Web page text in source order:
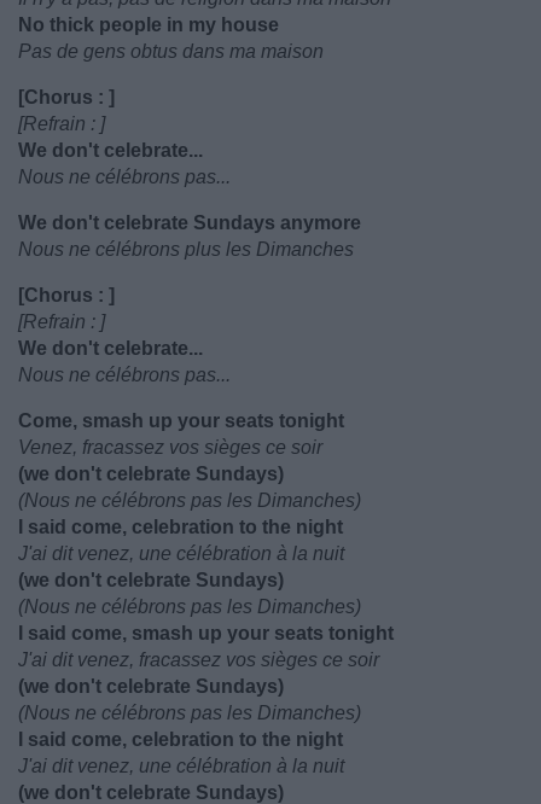
No thick people in my house
Pas de gens obtus dans ma maison
[Chorus : ]
[Refrain : ]
We don't celebrate...
Nous ne célébrons pas...
We don't celebrate Sundays anymore
Nous ne célébrons plus les Dimanches
[Chorus : ]
[Refrain : ]
We don't celebrate...
Nous ne célébrons pas...
Come, smash up your seats tonight
Venez, fracassez vos sièges ce soir
(we don't celebrate Sundays)
(Nous ne célébrons pas les Dimanches)
I said come, celebration to the night
J'ai dit venez, une célébration à la nuit
(we don't celebrate Sundays)
(Nous ne célébrons pas les Dimanches)
I said come, smash up your seats tonight
J'ai dit venez, fracassez vos sièges ce soir
(we don't celebrate Sundays)
(Nous ne célébrons pas les Dimanches)
I said come, celebration to the night
J'ai dit venez, une célébration à la nuit
(we don't celebrate Sundays)